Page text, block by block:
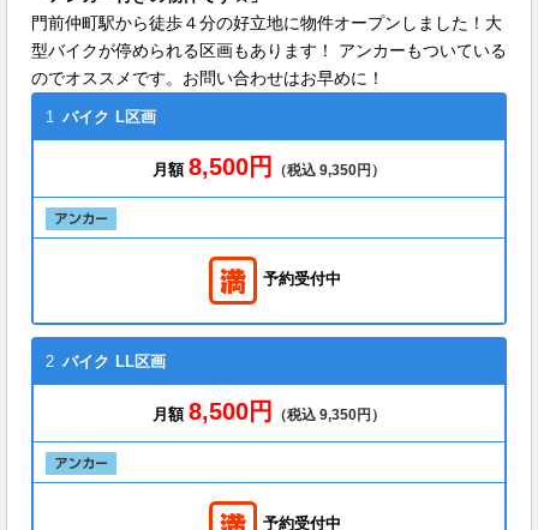
門前仲町駅から徒歩４分の好立地に物件オープンしました！大
型バイクが停められる区画もあります！ アンカーもついている
のでオススメです。お問い合わせはお早めに！
1 バイク L区画
月額 8,500円 （税込 9,350円）
予約受付中
2 バイク LL区画
月額 8,500円 （税込 9,350円）
予約受付中